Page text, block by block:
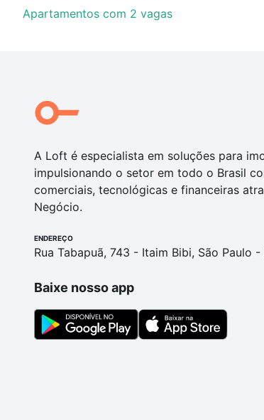
Apartamentos com 2 vagas
A Loft é especialista em soluções para
impulsionando o setor em todo o Brasil
comerciais, tecnológicas e financeiras
Negócio.
ENDEREÇO
Rua Tabapuã, 743 - Itaim Bibi, São Paulo
Baixe nosso app